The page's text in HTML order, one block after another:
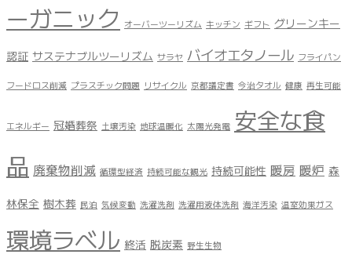
ーガニック オーバーツーリズム キッチン ギフト グリーンキー
認証 サステナブルツーリズム サラヤ バイオエタノール フライパン
フードロス削減 プラスチック問題 リサイクル 京都議定書 今治タオル 健康 再生可能
エネルギー 冠婚葬祭 土壌汚染 地球温暖化 太陽光発電 安全な食
品 廃棄物削減 循環型経済 持続可能な観光 持続可能性 暖房 暖炉 森
林保全 樹木葬 民泊 気候変動 洗濯洗剤 洗濯用液体洗剤 海洋汚染 温室効果ガス
環境ラベル 終活 脱炭素 野生生物